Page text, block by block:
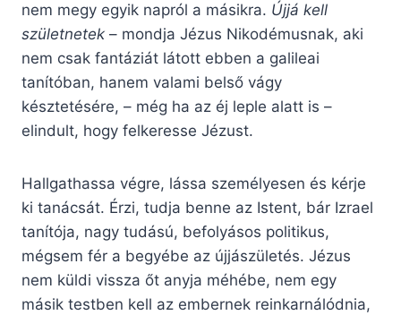
nem megy egyik napról a másikra. Újjá kell
születnetek – mondja Jézus Nikodémusnak, aki
nem csak fantáziát látott ebben a galileai
tanítóban, hanem valami belső vágy
késztetésére, – még ha az éj leple alatt is –
elindult, hogy felkeresse Jézust.
Hallgathassa végre, lássa személyesen és kérje
ki tanácsát. Érzi, tudja benne az Istent, bár Izrael
tanítója, nagy tudású, befolyásos politikus,
mégsem fér a begyébe az újjászületés. Jézus
nem küldi vissza őt anyja méhébe, nem egy
másik testben kell az embernek reinkarnálódnia,